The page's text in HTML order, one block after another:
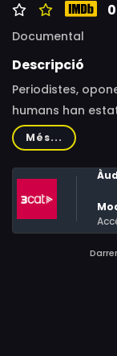
Documental
Descripció
Periodistes,
humans han
autoritaris de tot
Pegasus.
Més...